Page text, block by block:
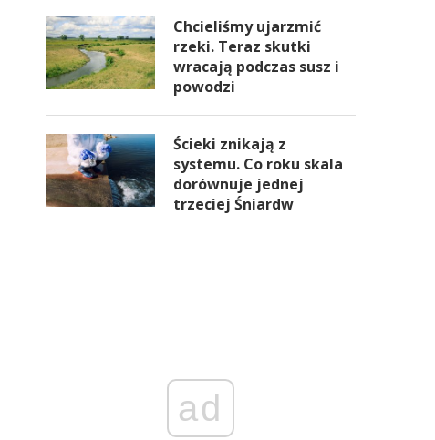
Chcieliśmy ujarzmić
rzeki. Teraz skutki
wracają podczas susz i
powodzi
Ścieki znikają z
systemu. Co roku skala
dorównuje jednej
trzeciej Śniardw
ad